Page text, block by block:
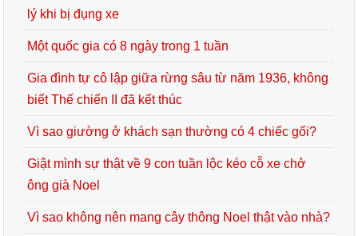
lý khi bị đụng xe
Một quốc gia có 8 ngày trong 1 tuần
Gia đình tự cô lập giữa rừng sâu từ năm 1936, không
biết Thế chiến II đã kết thúc
Vì sao giường ở khách sạn thường có 4 chiếc gối?
Giật mình sự thật về 9 con tuần lộc kéo cỗ xe chở
ông già Noel
Vì sao không nên mang cây thông Noel thật vào nhà?